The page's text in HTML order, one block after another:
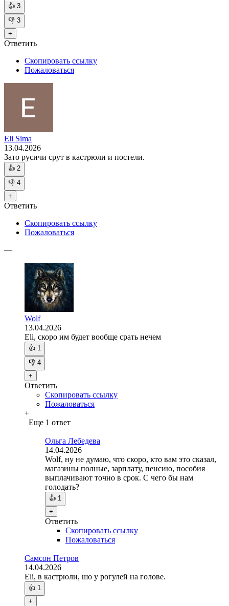
👍 3
👎 3
+
Ответить
Скопировать ссылку
Пожаловаться
Eli Sima
13.04.2026
Зато русичи срут в кастрюли и постели.
👍 2
👎 4
+
Ответить
Скопировать ссылку
Пожаловаться
—
Wolf
13.04.2026
Eli, скоро им будет вообще срать нечем
👍 1
👎 4
+
Ответить
Скопировать ссылку
Пожаловаться
+
Еще 1 ответ
Ольга Лебедева
14.04.2026
Wolf, ну не думаю, что скоро, кто вам это сказал,
магазины полные, зарплату, пенсию, пособия
выплачивают точно в срок. С чего бы нам
голодать?
👍 1
+
Ответить
Скопировать ссылку
Пожаловаться
Самсон Петров
14.04.2026
Eli, в кастрюли, шо у рогулей на голове.
👍 1
+